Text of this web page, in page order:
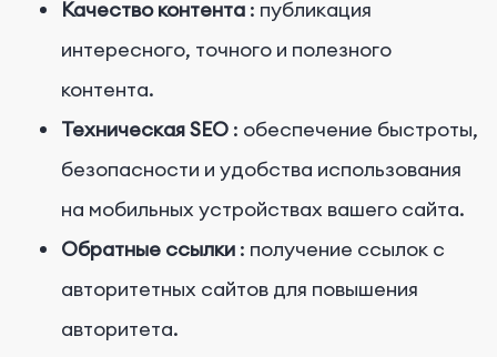
Качество контента : публикация
интересного, точного и полезного
контента.
Техническая SEO : обеспечение быстроты,
безопасности и удобства использования
на мобильных устройствах вашего сайта.
Обратные ссылки : получение ссылок с
авторитетных сайтов для повышения
авторитета.